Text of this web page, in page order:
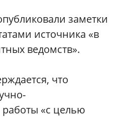
заметки
источника «в
ведомств».
что
работы «с целью